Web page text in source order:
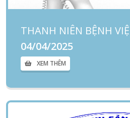
04/04/2025
XEM THÊM